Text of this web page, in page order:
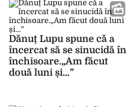
Dănuț Lupu spune că a
încercat să se sinucidă în
închisoare.„Am făcut
două luni și…”